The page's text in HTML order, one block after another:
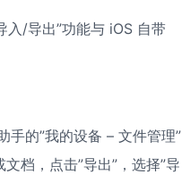
入/导出”功能与 iOS 自带
手的”我的设备 – 文件管理”
档，点击”导出”，选择”导